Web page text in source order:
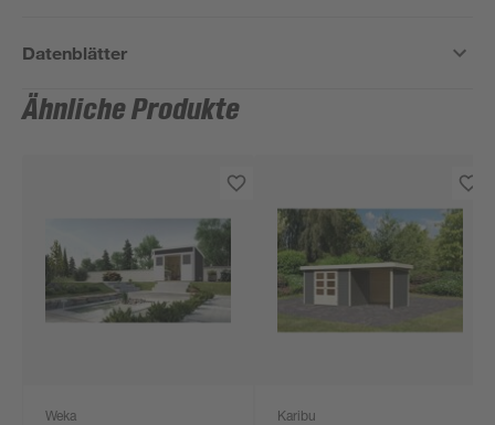
Datenblätter
Ähnliche Produkte
Weka Karibu